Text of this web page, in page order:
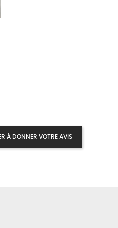
À DONNER VOTRE AVIS